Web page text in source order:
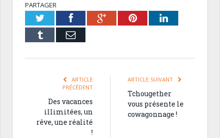
PARTAGER
TwitterFacebookGoogle+PinterestLinkedIn
Tumblr Email
ARTICLE
PRÉCÉDENT
Des vacances
illimitées, un
rêve, une réalité
!
ARTICLE SUIVANT
Tchougether
vous présente le
cowagonnage !